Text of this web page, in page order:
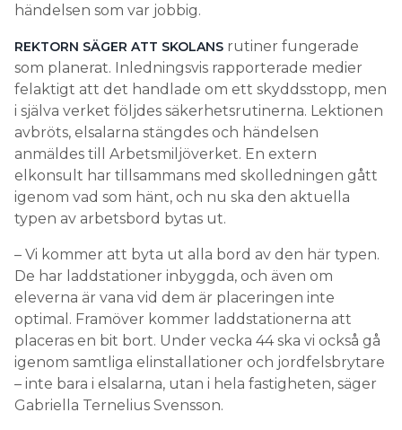
händelsen som var jobbig.
REKTORN SÄGER ATT SKOLANS rutiner fungerade
som planerat. Inledningsvis rapporterade medier
felaktigt att det handlade om ett skyddsstopp, men
i själva verket följdes säkerhetsrutinerna. Lektionen
avbröts, elsalarna stängdes och händelsen
anmäldes till Arbetsmiljöverket. En extern
elkonsult har tillsammans med skolledningen gått
igenom vad som hänt, och nu ska den aktuella
typen av arbetsbord bytas ut.
– Vi kommer att byta ut alla bord av den här typen.
De har laddstationer inbyggda, och även om
eleverna är vana vid dem är placeringen inte
optimal. Framöver kommer laddstationerna att
placeras en bit bort. Under vecka 44 ska vi också gå
igenom samtliga elinstallationer och jordfelsbrytare
– inte bara i elsalarna, utan i hela fastigheten, säger
Gabriella Ternelius Svensson.